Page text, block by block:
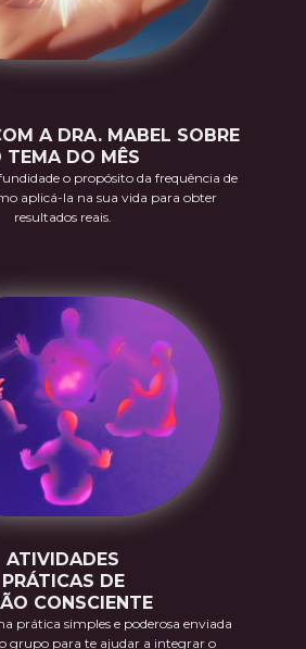
A DRA. MABEL SOBRE
TEMA DO MÊS
o propósito da frequência de
aplicá-la na sua vida para obter
resultados reais.
ATIVIDADES
PRÁTICAS DE
CONSCIENTE
prática simples e poderosa enviada
grupo para te ajudar a integrar o